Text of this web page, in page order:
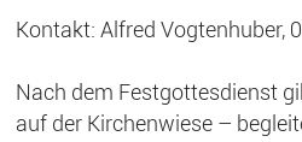
Kontakt: Alfred Vogtenhuber,
Nach dem Festgottesdienst
auf der Kirchenwiese –